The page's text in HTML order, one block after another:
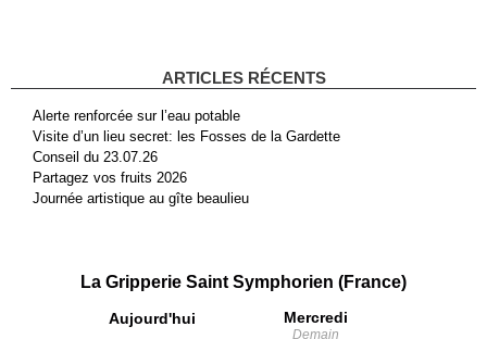
ARTICLES RÉCENTS
Alerte renforcée sur l’eau potable
Visite d’un lieu secret: les Fosses de la Gardette
Conseil du 23.07.26
Partagez vos fruits 2026
Journée artistique au gîte beaulieu
La Gripperie Saint Symphorien (France)
Aujourd'hui
Mercredi
Demain